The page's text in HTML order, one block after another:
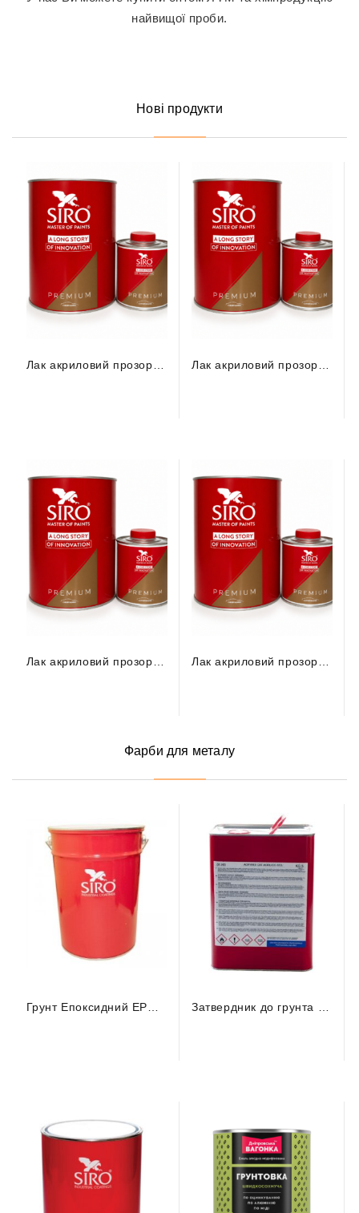
найвищої проби.
Нові продукти
Фарби для металу